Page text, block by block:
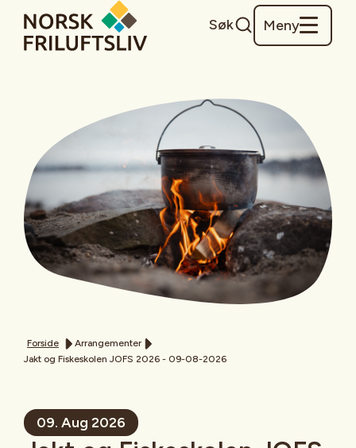
Søk Meny
Forside
Arrangementer
Jakt og Fiskeskolen JOFS 2026 - 09-08-2026
09. Aug 2026